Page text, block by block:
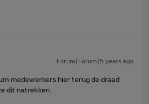
Forum|Forum|5 years ago
medewerkers hier terug de draad
dit natrekken.